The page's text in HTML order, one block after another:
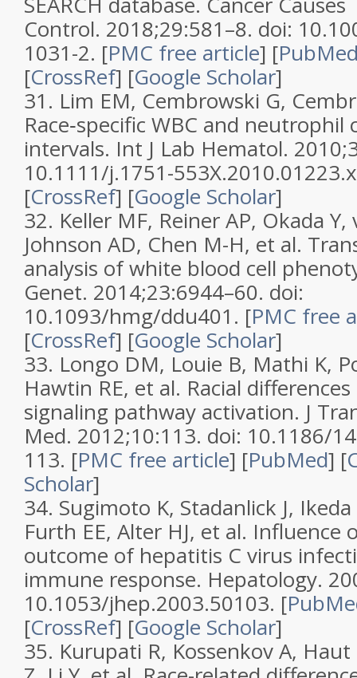
Control. 2018;29:581–8. doi:
1031-2. [PMC free article] [
[CrossRef] [Google Scholar]
31. Lim EM, Cembrowski G,
Race‐specific WBC and
intervals. Int J Lab Hematol.
10.1111/j.1751-
[CrossRef] [Google Scholar]
32. Keller MF, Reiner AP, Okada Y,
Johnson AD, Chen M-H, et al.
analysis of white blood cell
Genet. 2014;23:6944–60. doi:
10.1093/hmg/ddu401. [PMC free
[CrossRef] [Google Scholar]
33. Longo DM, Louie B, Mathi K,
Hawtin RE, et al. Racial
signaling pathway activation. J
Med. 2012;10:113. doi: 10.1186/
113. [PMC free article] [PubMed] [
Scholar]
34. Sugimoto K, Stadanlick J,
Furth EE, Alter HJ, et al.
outcome of hepatitis C virus
immune response. Hepatology.
10.1053/jhep.2003.50103. [
[CrossRef] [Google Scholar]
35. Kurupati R, Kossenkov A, Haut